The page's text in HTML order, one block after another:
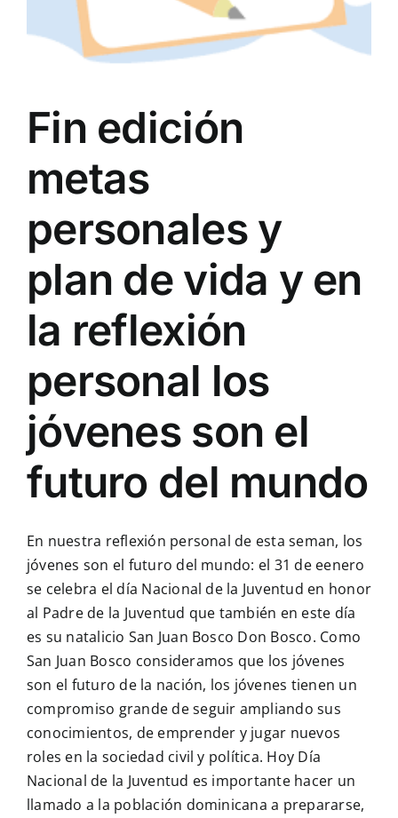
Fin edición
metas
personales y
plan de vida y en
la reflexión
personal los
jóvenes son el
futuro del mundo
En nuestra reflexión personal de esta seman, los
jóvenes son el futuro del mundo: el 31 de eenero
se celebra el día Nacional de la Juventud en honor
al Padre de la Juventud que también en este día
es su natalicio San Juan Bosco Don Bosco. Como
San Juan Bosco consideramos que los jóvenes
son el futuro de la nación, los jóvenes tienen un
compromiso grande de seguir ampliando sus
conocimientos, de emprender y jugar nuevos
roles en la sociedad civil y política. Hoy Día
Nacional de la Juventud es importante hacer un
llamado a la población dominicana a prepararse,